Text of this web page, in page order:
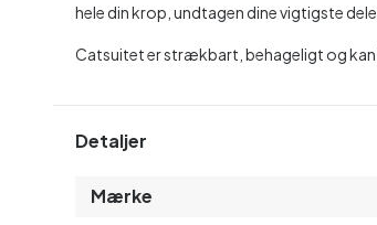
hele din krop, undtagen dine vigtigste
Catsuitet er strækbart, behageligt og
Detaljer
Mærke